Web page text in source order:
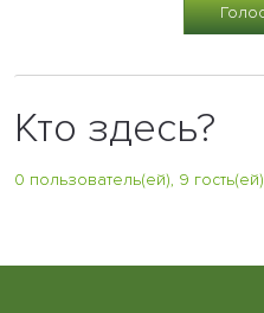
Кто здесь?
0 пользователь(ей), 9 гость(ей)